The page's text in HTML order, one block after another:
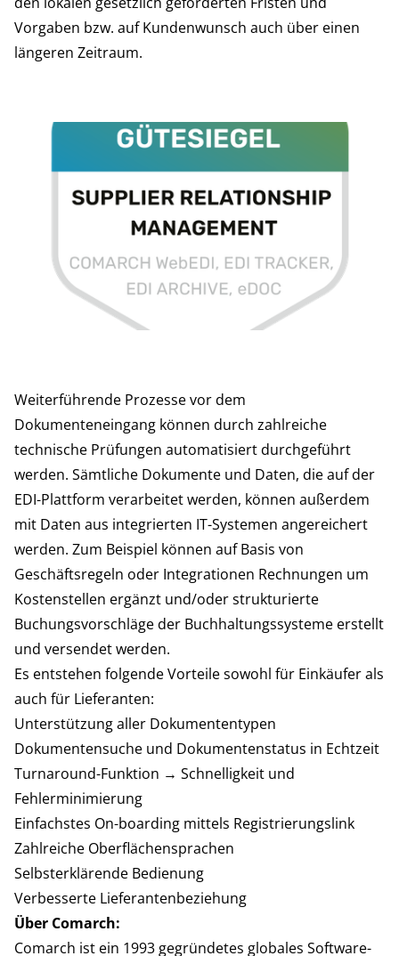
Vorgaben bzw. auf Kundenwunsch auch über einen
längeren Zeitraum.
Weiterführende Prozesse vor dem
Dokumenteneingang können durch zahlreiche
technische Prüfungen automatisiert durchgeführt
werden. Sämtliche Dokumente und Daten, die auf der
EDI-Plattform verarbeitet werden, können außerdem
mit Daten aus integrierten IT-Systemen angereichert
werden. Zum Beispiel können auf Basis von
Geschäftsregeln oder Integrationen Rechnungen um
Kostenstellen ergänzt und/oder strukturierte
Buchungsvorschläge der Buchhaltungssysteme erstellt
und versendet werden.
Es entstehen folgende Vorteile sowohl für Einkäufer als
auch für Lieferanten:
Unterstützung aller Dokumententypen
Dokumentensuche und Dokumentenstatus in Echtzeit
Turnaround-Funktion → Schnelligkeit und
Fehlerminimierung
Einfachstes On-boarding mittels Registrierungslink
Zahlreiche Oberflächensprachen
Selbsterklärende Bedienung
Verbesserte Lieferantenbeziehung
Über Comarch:
Comarch ist ein 1993 gegründetes globales Software-